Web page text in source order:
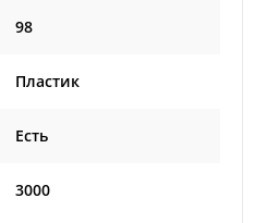
98
Пластик
Есть
3000